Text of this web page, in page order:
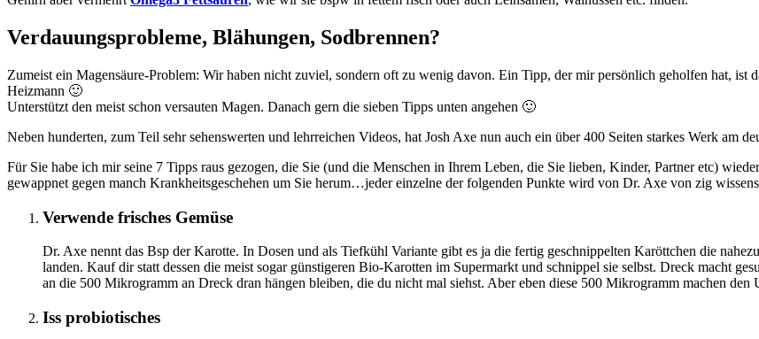
Verdauungsprobleme, Blähungen, Sodbrennen?
Zumeist ein Magensäure-Problem: Wir haben nicht zuviel, sondern oft zu wenig davon. Ein Tipp, der mir persönlich geholfen hat, ist
Heizmann 🙂
Unterstützt den meist schon versauten Magen. Danach gern die sieben Tipps unten angehen 🙂
Neben hunderten, zum Teil sehr sehenswerten und lehrreichen Videos, hat Josh Axe nun auch ein über 400 Seiten starkes Werk am
Für Sie habe ich mir seine 7 Tipps raus gezogen, die Sie (und die Menschen in Ihrem Leben, die Sie lieben, Kinder, Partner etc)
gewappnet gegen manch Krankheitsgeschehen um Sie herum…jeder einzelne der folgenden Punkte wird von Dr. Axe von zig
Verwende frisches Gemüse
Dr. Axe nennt das Bsp der Karotte. In Dosen und als Tiefkühl Variante gibt es ja die fertig geschnippelten Karöttchen die
landen. Kauf dir statt dessen die meist sogar günstigeren Bio-Karotten im Supermarkt und schnippel sie selbst. Dreck macht
an die 500 Mikrogramm an Dreck dran hängen bleiben, die du nicht mal siehst. Aber eben diese 500 Mikrogramm machen den
Iss probiotisches